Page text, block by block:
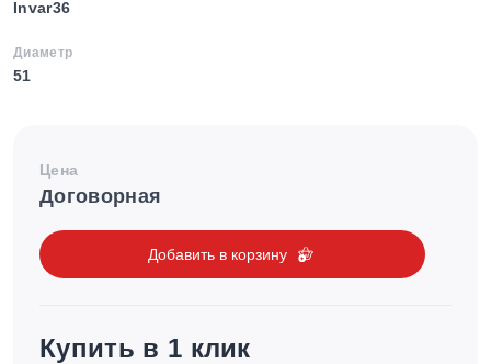
Invar36
Диаметр
51
Цена
Договорная
Добавить в корзину
Купить в 1 клик